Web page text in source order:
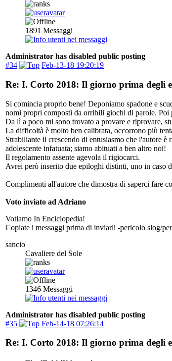
1891 Messaggi
Administrator has disabled public posting
#34
Feb-13-18 19:20:19
Re: I. Corto 2018: Il giorno prima degli
Si comincia proprio bene! Deponiamo spadone e
nomi propri composti da orribili giochi di parole. Poi
Da lì a poco mi sono trovato a provare e riprovare,
La difficoltà è molto ben calibrata, occorrono più
Strabiliante il crescendo di entusiasmo che l'autore
adolescente infatuata; siamo abituati a ben altro noi!
Il regolamento assente agevola il rigiocarci.
Avrei però inserito due epiloghi distinti, uno in caso
Complimenti all'autore che dimostra di saperci fare
Voto inviato ad Adriano
Votiamo In Enciclopedia!
Copiate i messaggi prima di inviarli -pericolo slog/
sancio
Cavaliere del Sole
1346 Messaggi
Administrator has disabled public posting
#35
Feb-14-18 07:26:14
Re: I. Corto 2018: Il giorno prima degli